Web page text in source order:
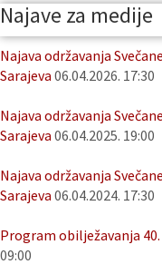
Najave za medije
Najava održavanja
Sarajeva 06.04.2026. 17:30
Najava održavanja
Sarajeva 06.04.2025. 19:00
Najava održavanja
Sarajeva 06.04.2024. 17:30
Program obilježavanja
09:00